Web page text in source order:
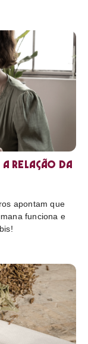
relação da
apontam que
funciona e